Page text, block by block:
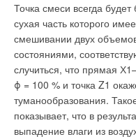
Точка смеси всегда
сухая часть которого
смешивании двух
состояниями,
случиться, что прямая
ϕ = 100 % и точка Z1
туманообразования.
показывает, что в
выпадение влаги из